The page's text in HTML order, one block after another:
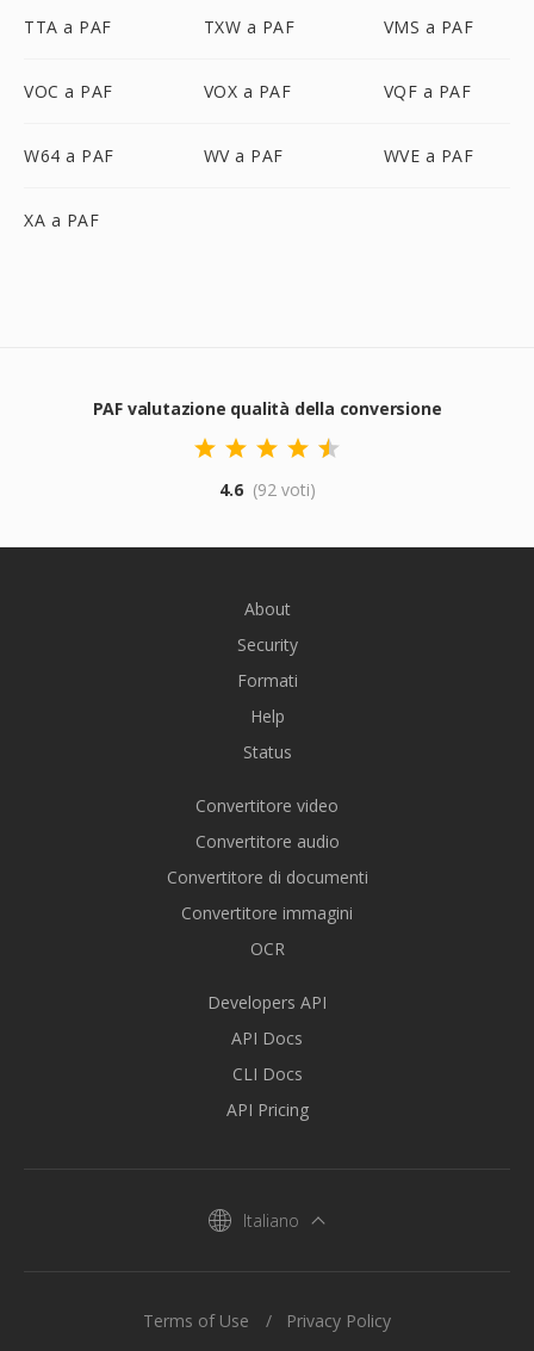
TTA a PAF TXW a PAF VMS a PAF
VOC a PAF VOX a PAF VQF a PAF
W64 a PAF WV a PAF WVE a PAF
XA a PAF
PAF valutazione qualità della conversione
4.6 (92 voti)
About
Security
Formati
Help
Status
Convertitore video
Convertitore audio
Convertitore di documenti
Convertitore immagini
OCR
Developers API
API Docs
CLI Docs
API Pricing
Italiano
Terms of Use Privacy Policy